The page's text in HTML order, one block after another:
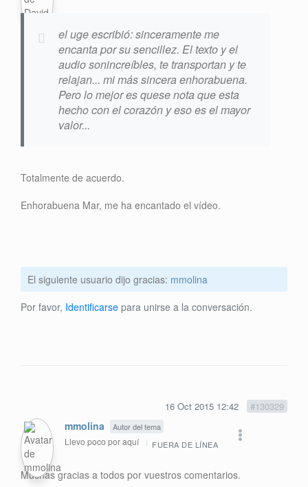
el uge escribió: sinceramente me
encanta por su sencillez. El texto y el
audio sonincreíbles, te transportan y te
relajan... mi más sincera enhorabuena.
Pero lo mejor es quese nota que esta
hecho con el corazón y eso es el mayor
valor...
Totalmente de acuerdo.
Enhorabuena Mar, me ha encantado el vídeo.
El siguiente usuario dijo gracias: mmolina
Por favor, Identificarse para unirse a la conversación.
16 Oct 2015 12:42 #130329
mmolina Autor del tema
Llevo poco por aquí FUERA DE LÍNEA
Muchas gracias a todos por vuestros comentarios.